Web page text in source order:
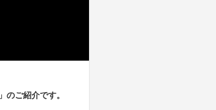
ご紹介です。